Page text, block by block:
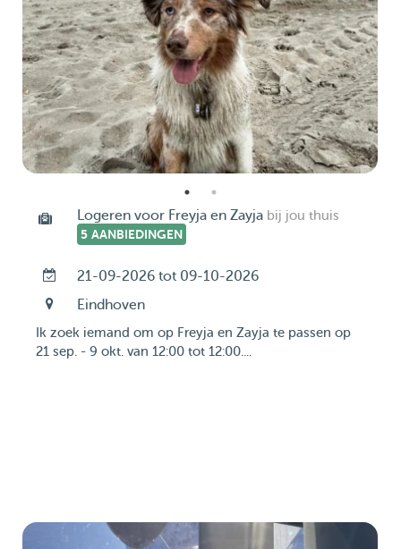
Logeren voor Freyja en Zayja bij jou thuis
5 AANBIEDINGEN
21-09-2026 tot 09-10-2026
Eindhoven
Ik zoek iemand om op Freyja en Zayja te passen op
21 sep. - 9 okt. van 12:00 tot 12:00....